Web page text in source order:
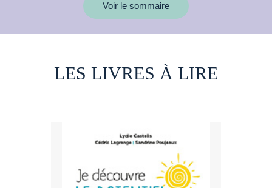
Voir le sommaire
LES LIVRES À LIRE